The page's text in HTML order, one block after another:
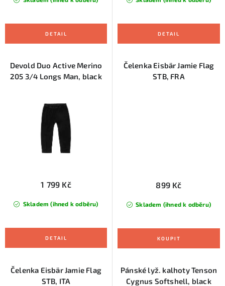
Devold Duo Active Merino
205 3/4 Longs Man, black
Skladem (ihned k odběru)
1 799 Kč
Čelenka Eisbär Jamie Flag
STB, FRA
Skladem (ihned k odběru)
899 Kč
Čelenka Eisbär Jamie Flag
STB, ITA
Pánské lyž. kalhoty Tenson
Cygnus Softshell, black